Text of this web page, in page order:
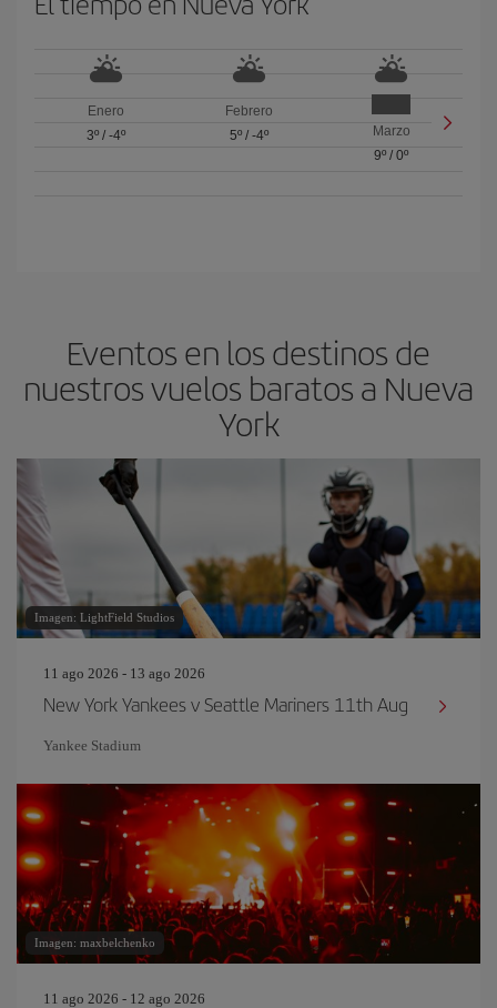
Enero
3º/ -4º
Febrero
5º/ -4º
Marzo
9º /0º
Eventos en los destinos de
nuestros vuelos baratos a Nueva
York
Imagen: LightField Studios
11 ago 2026 - 13 ago 2026
New York Yankees v Seattle Mariners 11th Aug
Yankee Stadium
Imagen: maxbelchenko
11 ago 2026 - 12 ago 2026